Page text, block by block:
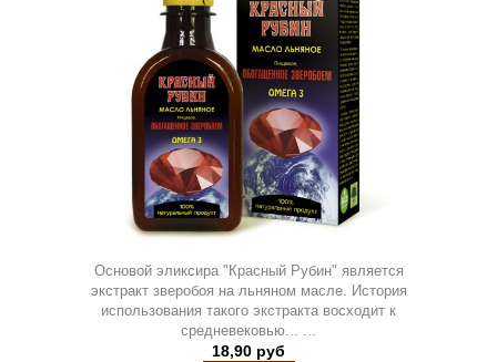
Основой эликсира "Красный Рубин" является
экстракт зверобоя на льняном масле. История
использования такого экстракта восходит к
средневековью... ...
18,90 руб